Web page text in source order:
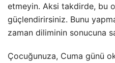
etmeyin. Aksi takdirde, bu
güçlendirirsiniz. Bunu
zaman diliminin sonucuna
Çocuğunuza, Cuma günü